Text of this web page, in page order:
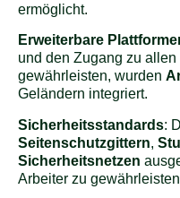
ermöglicht.
Erweiterbare
und den Zugang zu
gewährleisten, wurden
Geländern integriert.
Sicherheitsstandards:
Seitenschutzgittern,
Sicherheitsnetzen
Arbeiter zu